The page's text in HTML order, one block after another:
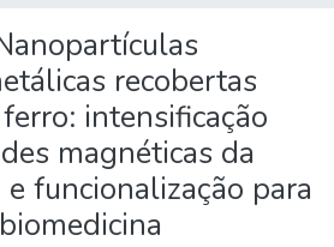
recobertas
intensificação
magnéticas da
funcionalização para